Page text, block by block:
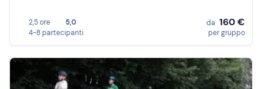
2,5 ore
5,0
4-8 partecipanti
da 160 €
per gruppo